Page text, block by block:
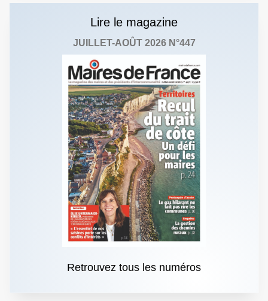
Lire le magazine
JUILLET-AOÛT 2026 N°447
Retrouvez tous les numéros